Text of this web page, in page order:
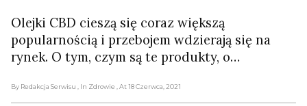
Olejki CBD cieszą się coraz większą
popularnością i przebojem wdzierają się na
rynek. O tym, czym są te produkty, o…
By Redakcja Serwisu , In Zdrowie , At 18 Czerwca, 2021